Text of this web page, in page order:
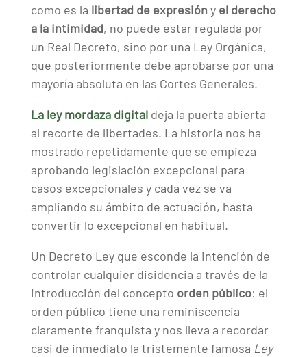
como es la libertad de expresión y el derecho
a la intimidad, no puede estar regulada por
un Real Decreto, sino por una Ley Orgánica,
que posteriormente debe aprobarse por una
mayoría absoluta en las Cortes Generales.
La ley mordaza digitaldeja la puerta abierta
al recorte de libertades. La historia nos ha
mostrado repetidamente que se empieza
aprobando legislación excepcional para
casos excepcionales y cada vez se va
ampliando su ámbito de actuación, hasta
convertir lo excepcional en habitual.
Un Decreto Ley que esconde la intención de
controlar cualquier disidencia a través de la
introducción del concepto orden público: el
orden público tiene una reminiscencia
claramente franquista y nos lleva a recordar
casi de inmediato la tristemente famosa Ley